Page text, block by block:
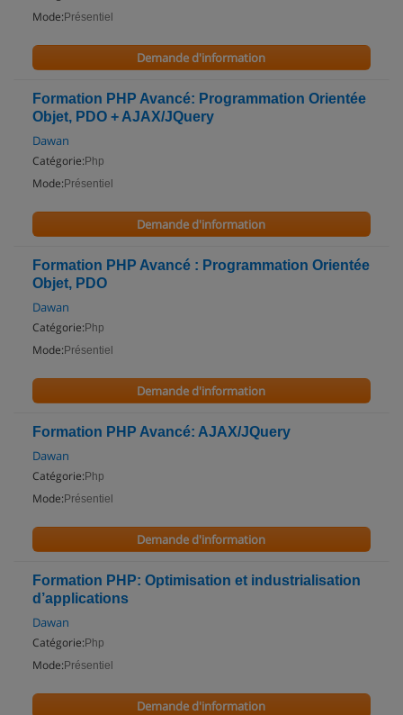
Mode: Présentiel
Demande d'information
Formation PHP Avancé: Programmation Orientée
Objet, PDO + AJAX/JQuery
Dawan
Catégorie: Php
Mode: Présentiel
Demande d'information
Formation PHP Avancé : Programmation Orientée
Objet, PDO
Dawan
Catégorie: Php
Mode: Présentiel
Demande d'information
Formation PHP Avancé: AJAX/JQuery
Dawan
Catégorie: Php
Mode: Présentiel
Demande d'information
Formation PHP: Optimisation et industrialisation
d’applications
Dawan
Catégorie: Php
Mode: Présentiel
Demande d'information